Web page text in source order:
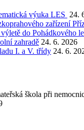
výuka LES 24.
zařízení
do Pohádkového
zahradě 24. 6. 2026
I. a V. třídy 24. 6.
škola při